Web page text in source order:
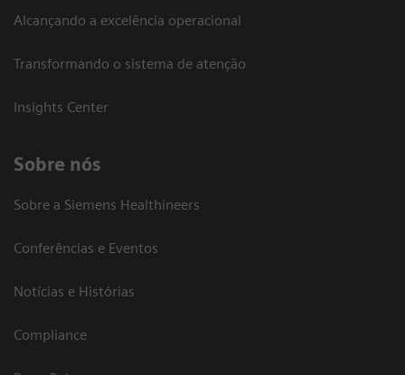
Alcançando a excelência operacional
Transformando o sistema de atenção
Insights Center
Sobre nós
Sobre a Siemens Healthineers
Conferências e Eventos
Notícias e Histórias
Compliance